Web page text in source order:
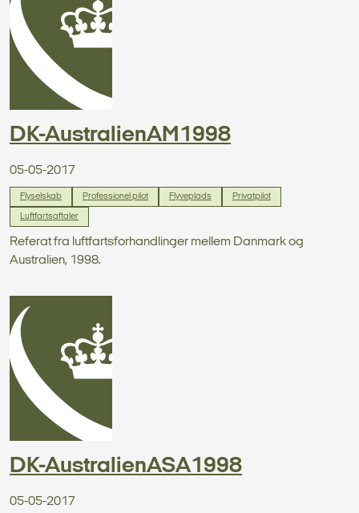
DK-AustralienAM1998
05-05-2017
Flyselskab Professionel pilot Flyveplads Privatpilot
Luftfartsaftaler
Referat fra luftfartsforhandlinger mellem Danmark og
Australien, 1998.
DK-AustralienASA1998
05-05-2017